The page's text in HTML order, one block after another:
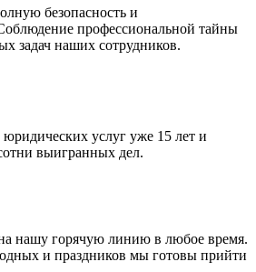
безопасность и
профессиональной тайны
задач наших сотрудников.
услуг уже 15 лет и
выигранных дел.
нашу горячую линию в любое время.
и праздников мы готовы прийти